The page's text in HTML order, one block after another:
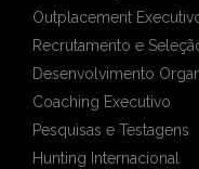
Outplacement
Recrutamento e
Desenvolvimento
Coaching Executivo
Pesquisas e Testagens
Hunting Internacional